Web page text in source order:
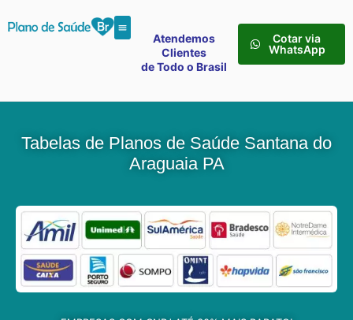
Atendemos
Clientes
de Todo o Brasil
Cotar via
WhatsApp
Tabelas de Planos de Saúde Santana do
Araguaia PA